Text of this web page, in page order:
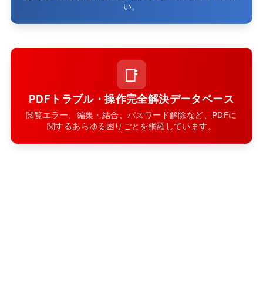
い。
📑
PDFトラブル・操作完全解決データベース
閲覧エラー、編集・結合、パスワード解除など、PDFに
関するあらゆる困りごとを網羅しています。